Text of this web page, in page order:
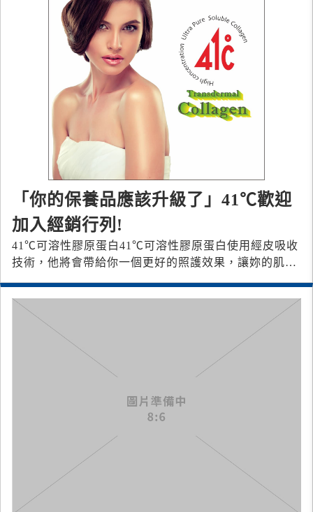
「你的保養品應該升級了」41℃歡迎
加入經銷行列!
41℃可溶性膠原蛋白 41℃可溶性膠原蛋白使用經皮吸收
技術，他將會帶給你一個更好的照護效果，讓妳的肌膚